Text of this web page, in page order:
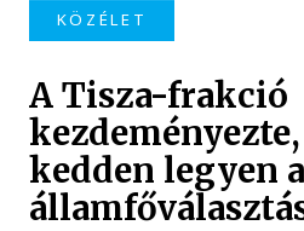
KÖZÉLET
A Tisza-frakció
kedden legyen